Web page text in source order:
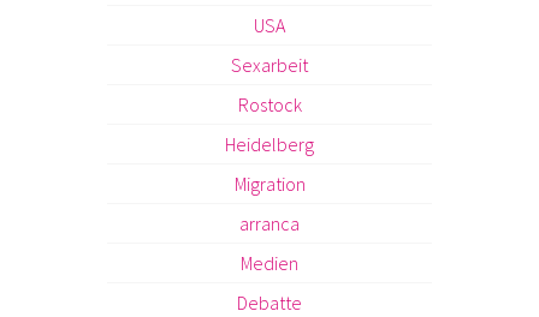
USA
Sexarbeit
Rostock
Heidelberg
Migration
arranca
Medien
Debatte